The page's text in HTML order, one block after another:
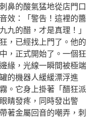
鼻的酸氣猛地從店門口
效：「警告！這裡的醬
九的醋，才是真理！」
，已經找上門了。他的
，正式開始了。一個狂
緣，光線一瞬間被極端
的機器人緩緩漂浮進
。它身上掛著「醋狂派
睛發疼，同時發出警
著金屬回音的嘲弄，刺